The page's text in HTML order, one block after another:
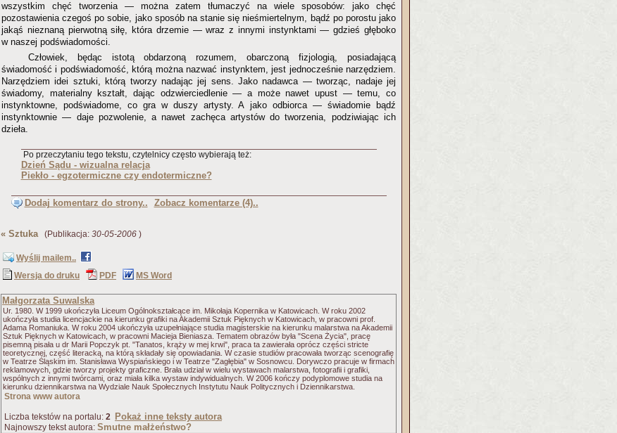
wszystkim chęć tworzenia — można zatem tłumaczyć na wiele sposobów: jako chęć
pozostawienia czegoś po sobie, jako sposób na stanie się nieśmiertelnym, bądź po porostu jako
jakąś nieznaną pierwotną siłę, która drzemie — wraz z innymi instynktami — gdzieś głęboko
w naszej podświadomości.
Człowiek, będąc
istotą obdarzoną rozumem, obarczoną fizjologią, posiadającą
świadomość i podświadomość, którą można nazwać instynktem, jest jednocześnie narzędziem.
Narzędziem idei sztuki, którą tworzy nadając jej sens. Jako nadawca — tworząc, nadaje jej
świadomy, materialny kształt, dając odzwierciedlenie — a może nawet upust — temu, co
instynktowne, podświadome, co gra w duszy artysty. A jako odbiorca — świadomie bądź
instynktownie — daje pozwolenie, a nawet zachęca artystów do tworzenia, podziwiając ich
dzieła.
Po przeczytaniu tego tekstu, czytelnicy często wybierają też:
Dzień Sądu - wizualna relacja
Piekło - egzotermiczne czy endotermiczne?
Dodaj komentarz do strony.. Zobacz komentarze (4)..
« Sztuka(Publikacja: 30-05-2006 )
Wyślij mailem..
Wersja do druku
PDF MS Word
Małgorzata Suwalska
Ur. 1980. W 1999 ukończyła Liceum Ogólnokształcące im. Mikołaja Kopernika w Katowicach. W roku 2002
ukończyła studia licencjackie na kierunku grafiki na Akademii Sztuk Pięknych w Katowicach, w pracowni prof.
Adama Romaniuka. W roku 2004 ukończyła uzupełniające studia magisterskie na kierunku malarstwa na Akademii
Sztuk Pięknych w Katowicach, w pracowni Macieja Bieniasza. Tematem obrazów była "Scena Życia", pracę
pisemną pisała u dr Marii Popczyk pt. "Tanatos, krąży w mej krwi", praca ta zawierała oprócz części stricte
teoretycznej, część literacką, na którą składały się opowiadania. W czasie studiów pracowała tworząc scenografię
w Teatrze Śląskim im. Stanisława Wyspiańskiego i w Teatrze "Zagłębia" w Sosnowcu. Dorywczo pracuje w firmach
reklamowych, gdzie tworzy projekty graficzne. Brała udział w wielu wystawach malarstwa, fotografii i grafiki,
wspólnych z innymi twórcami, oraz miała kilka wystaw indywidualnych. W 2006 kończy podyplomowe studia na
kierunku dziennikarstwa na Wydziale Nauk Społecznych Instytutu Nauk Politycznych i Dziennikarstwa.
Strona www autora
Liczba tekstów na portalu: 2 Pokaż inne teksty autora
Najnowszy tekst autora: Smutne małżeństwo?